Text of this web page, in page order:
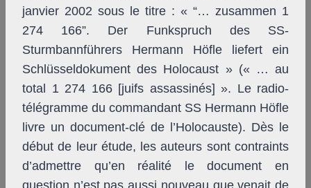
janvier 2002 sous le titre : « “… zusammen 1
274 166”. Der Funkspruch des SS-
Sturmbannführers Hermann Höfle liefert ein
Schlüsseldokument des Holocaust » (« … au
total 1 274 166 [juifs assassinés] ». Le radio-
télégramme du commandant SS Hermann Höfle
livre un document-clé de l’Holocauste). Dès le
début de leur étude, les auteurs sont contraints
d’admettre qu’en réalité le document en